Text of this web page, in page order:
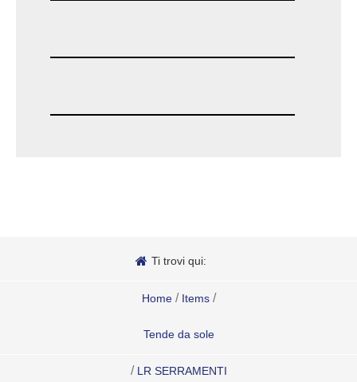
Ti trovi qui:
Home / Items /
Tende da sole
/ LR SERRAMENTI